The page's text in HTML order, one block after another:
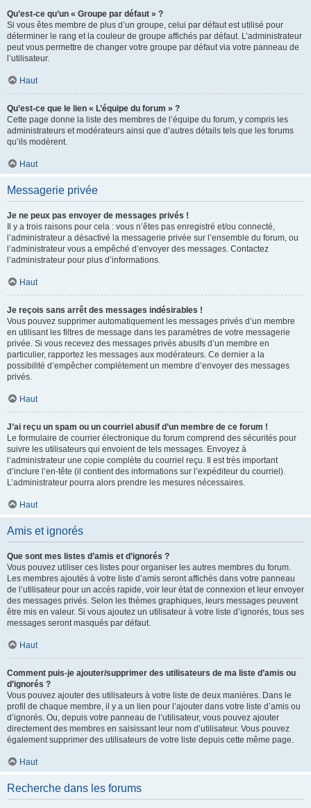
Qu’est-ce qu’un « Groupe par défaut » ?
Si vous êtes membre de plus d’un groupe, celui par défaut est utilisé pour
déterminer le rang et la couleur de groupe affichés par défaut. L’administrateur
peut vous permettre de changer votre groupe par défaut via votre panneau de
l’utilisateur.
Haut
Qu’est-ce que le lien « L’équipe du forum » ?
Cette page donne la liste des membres de l’équipe du forum, y compris les
administrateurs et modérateurs ainsi que d’autres détails tels que les forums
qu’ils modèrent.
Haut
Messagerie privée
Je ne peux pas envoyer de messages privés !
Il y a trois raisons pour cela : vous n’êtes pas enregistré et/ou connecté,
l’administrateur a désactivé la messagerie privée sur l’ensemble du forum, ou
l’administrateur vous a empêché d’envoyer des messages. Contactez
l’administrateur pour plus d’informations.
Haut
Je reçois sans arrêt des messages indésirables !
Vous pouvez supprimer automatiquement les messages privés d’un membre
en utilisant les filtres de message dans les paramètres de votre messagerie
privée. Si vous recevez des messages privés abusifs d’un membre en
particulier, rapportez les messages aux modérateurs. Ce dernier a la
possibilité d’empêcher complètement un membre d’envoyer des messages
privés.
Haut
J’ai reçu un spam ou un courriel abusif d’un membre de ce forum !
Le formulaire de courrier électronique du forum comprend des sécurités pour
suivre les utilisateurs qui envoient de tels messages. Envoyez à
l’administrateur une copie complète du courriel reçu. Il est très important
d’inclure l’en-tête (il contient des informations sur l’expéditeur du courriel).
L’administrateur pourra alors prendre les mesures nécessaires.
Haut
Amis et ignorés
Que sont mes listes d’amis et d’ignorés ?
Vous pouvez utiliser ces listes pour organiser les autres membres du forum.
Les membres ajoutés à votre liste d’amis seront affichés dans votre panneau
de l’utilisateur pour un accès rapide, voir leur état de connexion et leur envoyer
des messages privés. Selon les thèmes graphiques, leurs messages peuvent
être mis en valeur. Si vous ajoutez un utilisateur à votre liste d’ignorés, tous ses
messages seront masqués par défaut.
Haut
Comment puis-je ajouter/supprimer des utilisateurs de ma liste d’amis ou
d’ignorés ?
Vous pouvez ajouter des utilisateurs à votre liste de deux manières. Dans le
profil de chaque membre, il y a un lien pour l’ajouter dans votre liste d’amis ou
d’ignorés. Ou, depuis votre panneau de l’utilisateur, vous pouvez ajouter
directement des membres en saisissant leur nom d’utilisateur. Vous pouvez
également supprimer des utilisateurs de votre liste depuis cette même page.
Haut
Recherche dans les forums